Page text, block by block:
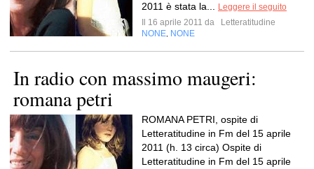
2011 è stata la...
Leggere il seguito
Il 16 aprile 2011 da
Letteratitudine
NONE NONE
In radio con massimo maugeri:
romana petri
ROMANA PETRI, ospite di
Letteratitudine in Fm del 15 aprile
2011 (h. 13 circa) Ospite di
Letteratitudine in Fm del 15 aprile